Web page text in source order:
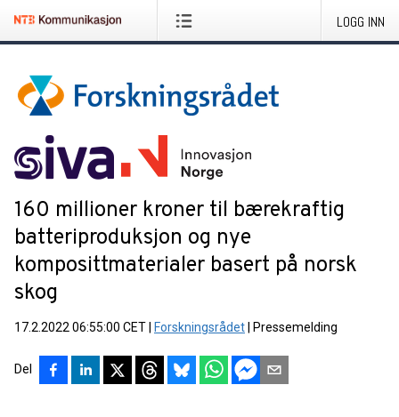
LOGG INN
160 millioner kroner til bærekraftig
batteriproduksjon og nye
komposittmaterialer basert på norsk
skog
17.2.2022 06:55:00 CET Forskningsrådet Pressemelding
Del